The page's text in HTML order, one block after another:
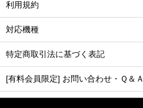
利用規約
対応機種
特定商取引法に基づく表記
[有料会員限定] お問い合わせ・Ｑ＆Ａ